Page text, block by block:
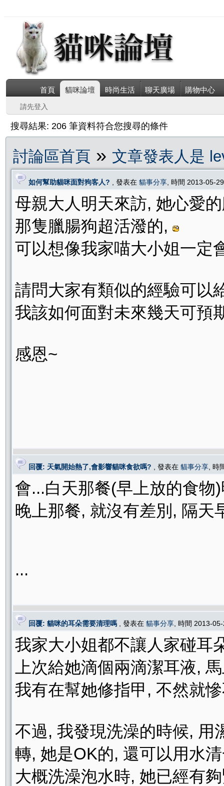
首頁 貓咪論壇 時尚生活 聊天廣場 購物中心
請先登入
搜尋結果: 206 筆資料符合您搜尋的條件
討論區首頁 » 文章發表人是
如何幫助貓咪面對狗客人? , 發表在 貓事分享 , 時間 2013-05-
母親大人明天來訪, 她心愛
那隻臘腸狗超活潑的,
可以想像我家喵大小姐一定
請問大家有類似的經驗可以
我該如何面對未來幾天可預
感恩~
回覆: 天氣開始熱了,會影響貓咪食欲嗎? , 發表在 貓事分享 ,
會...白天那餐(早上放的食物
晚上那餐, 就沒有差別, 隔天
...
回覆: 貓咪的耳朵需要清理嗎 , 發表在 貓事分享 , 時間 2013-
我家大小姐都不讓人家碰耳
上次給她滴個兩滴潔耳液,
我有在幫她修指甲, 不然就
不過, 我發現洗澡的時候, 用
轉, 她是OK的, 還可以用水
大概洗澡泡水時, 她已經有